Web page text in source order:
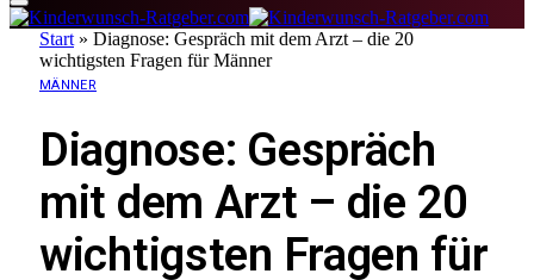
Start » Diagnose: Gespräch mit dem Arzt – die 20
wichtigsten Fragen für Männer
MÄNNER
Diagnose: Gespräch
mit dem Arzt – die 20
wichtigsten Fragen für